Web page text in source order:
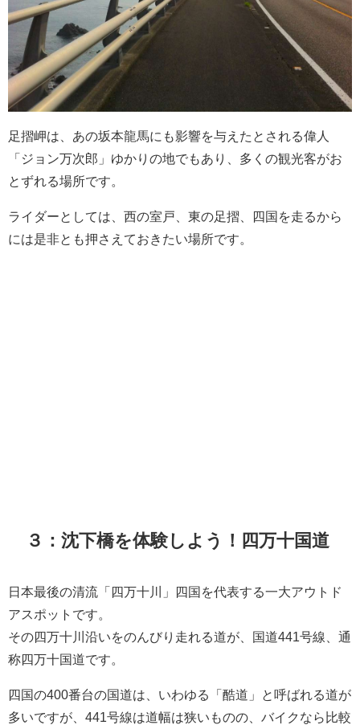
足摺岬は、あの坂本龍馬にも影響を与えたとされる偉人
「ジョン万次郎」ゆかりの地でもあり、多くの観光客がお
とずれる場所です。
ライダーとしては、西の室戸、東の足摺、四国を走るから
には是非とも押さえておきたい場所です。
３：沈下橋を体験しよう！四万十国道
日本最後の清流「四万十川」四国を代表する一大アウトド
アスポットです。
その四万十川沿いをのんびり走れる道が、国道441号線、通
称四万十国道です。
四国の400番台の国道は、いわゆる「酷道」と呼ばれる道が
多いですが、441号線は道幅は狭いものの、バイクなら比較